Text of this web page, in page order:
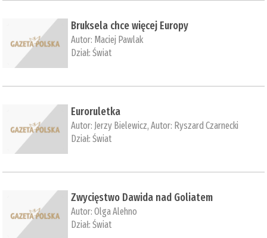
Bruksela chce więcej Europy
Autor: Maciej Pawlak
Dział:Świat
Euroruletka
Autor: Jerzy Bielewicz, Autor: Ryszard Czarnecki
Dział:Świat
Zwycięstwo Dawida nad Goliatem
Autor:Olga Alehno
Dział:Świat